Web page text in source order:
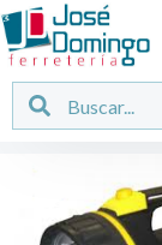
Ir
al
contenido
Buscar Buscar